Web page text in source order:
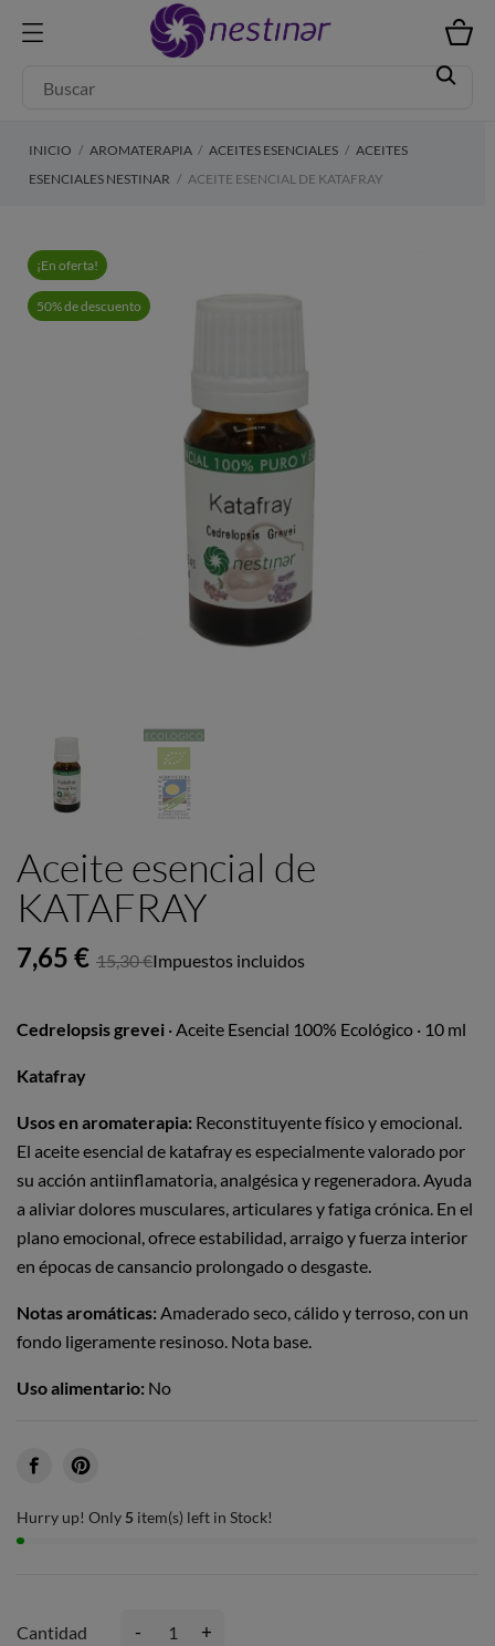
INICIO AROMATERAPIA ACEITES ESENCIALES
ACEITES
ESENCIALES NESTINAR
ACEITE ESENCIAL DE KATAFRAY
¡En oferta!
50% de descuento
Aceite esencial de
KATAFRAY
7,65 € 15,30 €Impuestos incluidos
Cedrelopsis grevei · Aceite Esencial 100% Ecológico · 10 ml
Katafray
Usos en aromaterapia: Reconstituyente físico y emocional.
El aceite esencial de katafray es especialmente valorado por
su acción antiinflamatoria, analgésica y regeneradora. Ayuda
a aliviar dolores musculares, articulares y fatiga crónica. En el
plano emocional, ofrece estabilidad, arraigo y fuerza interior
en épocas de cansancio prolongado o desgaste.
Notas aromáticas: Amaderado seco, cálido y terroso, con un
fondo ligeramente resinoso. Nota base.
Uso alimentario: No
Hurry up! Only 5 item(s) left in Stock!
Cantidad - +